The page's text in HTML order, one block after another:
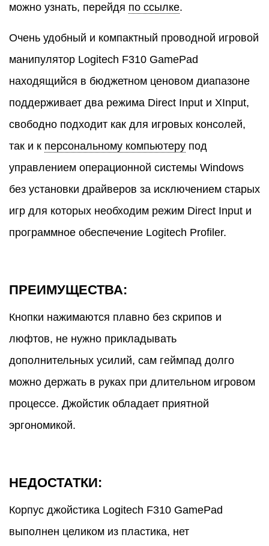
можно узнать, перейдя по ссылке.
Очень удобный и компактный проводной игровой
манипулятор Logitech F310 GamePad
находящийся в бюджетном ценовом диапазоне
поддерживает два режима Direct Input и XInput,
свободно подходит как для игровых консолей,
так и к персональному компьютеру под
управлением операционной системы Windows
без установки драйверов за исключением старых
игр для которых необходим режим Direct Input и
программное обеспечение Logitech Profiler.
ПРЕИМУЩЕСТВА:
Кнопки нажимаются плавно без скрипов и
люфтов, не нужно прикладывать
дополнительных усилий, сам геймпад долго
можно держать в руках при длительном игровом
процессе. Джойстик обладает приятной
эргономикой.
НЕДОСТАТКИ:
Корпус джойстика Logitech F310 GamePad
выполнен целиком из пластика, нет